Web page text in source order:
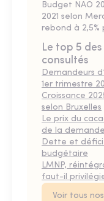
Budget NAO
2021 selon
rebond à 2,5%
Le top 5
consultés
Demandeurs
1er trimestre
Croissance
selon Bruxelles
Le prix du
de la demande
Dette et
budgétaire
LMNP,
faut-il
Voir tous